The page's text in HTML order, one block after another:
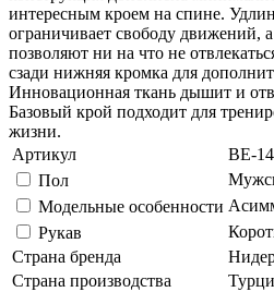
интересным кроем на спине.
ограничивает свободу движений,
позволяют ни на что не
сзади нижняя кромка для
Инновационная ткань дышит и
Базовый крой подходит для
жизни.
Артикул
BE-
Пол
Модельные особенности
Рукав
Страна бренда
Страна производства